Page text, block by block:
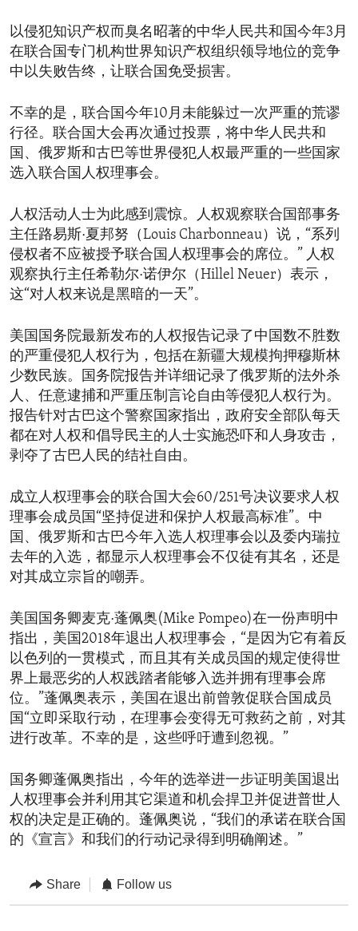
以侵犯知识产权而臭名昭著的中华人民共和国今年3月
在联合国专门机构世界知识产权组织领导地位的竞争
中以失败告终，让联合国免受损害。
不幸的是，联合国今年10月未能躲过一次严重的荒谬
行径。联合国大会再次通过投票，将中华人民共和
国、俄罗斯和古巴等世界侵犯人权最严重的一些国家
选入联合国人权理事会。
人权活动人士为此感到震惊。人权观察联合国部事务
主任路易斯·夏邦努（Louis Charbonneau）说，“系列
侵权者不应被授予联合国人权理事会的席位。” 人权
观察执行主任希勒尔·诺伊尔（Hillel Neuer）表示，
这“对人权来说是黑暗的一天”。
美国国务院最新发布的人权报告记录了中国数不胜数
的严重侵犯人权行为，包括在新疆大规模拘押穆斯林
少数民族。国务院报告并详细记录了俄罗斯的法外杀
人、任意逮捕和严重压制言论自由等侵犯人权行为。
报告针对古巴这个警察国家指出，政府安全部队每天
都在对人权和倡导民主的人士实施恐吓和人身攻击，
剥夺了古巴人民的结社自由。
成立人权理事会的联合国大会60/251号决议要求人权
理事会成员国“坚持促进和保护人权最高标准”。中
国、俄罗斯和古巴今年入选人权理事会以及委内瑞拉
去年的入选，都显示人权理事会不仅徒有其名，还是
对其成立宗旨的嘲弄。
美国国务卿麦克·蓬佩奥(Mike Pompeo)在一份声明中
指出，美国2018年退出人权理事会，“是因为它有着反
以色列的一贯模式，而且其有关成员国的规定使得世
界上最恶劣的人权践踏者能够入选并拥有理事会席
位。”蓬佩奥表示，美国在退出前曾敦促联合国成员
国“立即采取行动，在理事会变得无可救药之前，对其
进行改革。不幸的是，这些呼吁遭到忽视。”
国务卿蓬佩奥指出，今年的选举进一步证明美国退出
人权理事会并利用其它渠道和机会捍卫并促进普世人
权的决定是正确的。蓬佩奥说，“我们的承诺在联合国
的《宣言》和我们的行动记录得到明确阐述。”
Share Follow us